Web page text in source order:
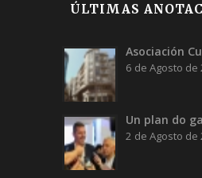
ÚLTIMAS
Asociación
6 de Agosto de
Un plan do
2 de Agosto de